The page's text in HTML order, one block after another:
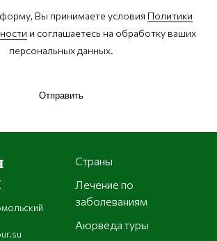
Вы принимаете условия Политики
и соглашаетесь на обработку ваших
персональных данных.
Отправить
Страны
Лечение по
заболеваниям
Аюрведа туры